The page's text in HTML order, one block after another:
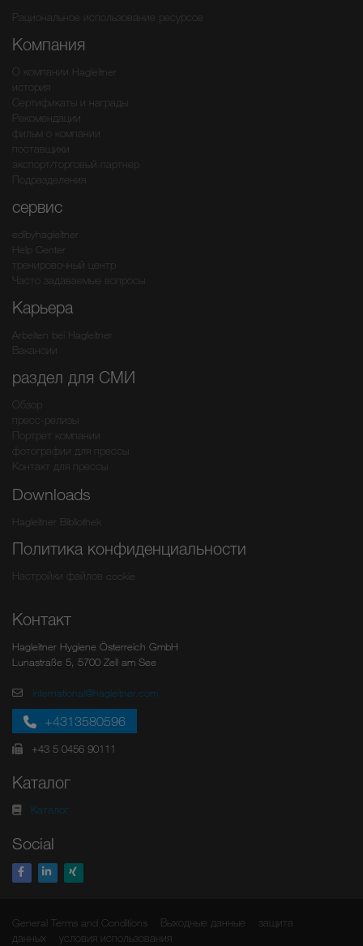
Рациональное использование ресурсов
Компания
О компании Hagleitner
история
Сертификаты и награды
Рекомендации
фильм о компании
поставщики
экспорт/торговый партнер
Подразделения
сервис
edibyhagleitner
Help Center
тренировочный центр
Часто задаваемые вопросы
Карьера
Arbeiten bei Hagleitner
Вакансии
раздел для СМИ
Обзор
пресс-релизы
Портрет компании
фотографии для прессы
Контакт для прессы
Downloads
Hagleitner Bibliothek
Политика конфиденциальности
Настройки файлов cookie
Контакт
Hagleitner Hygiene Österreich GmbH
Lunastraße 5, 5700 Zell am See
international@hagleitner.com
+4313580596
+43 5 0456 90111
Каталог
Каталог
Social
General Terms and Conditions Выходные данные
защита
данных
условия использования